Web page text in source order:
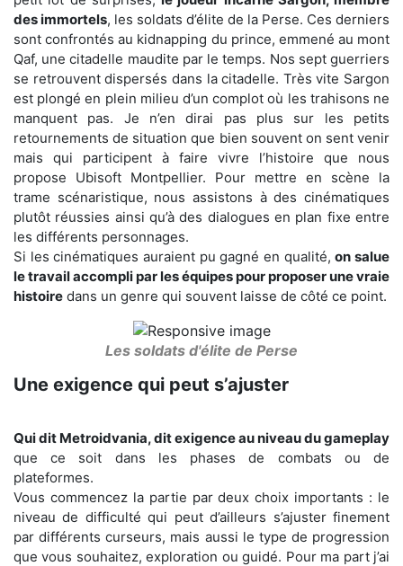
des immortels, les soldats d’élite de la Perse. Ces derniers
sont confrontés au kidnapping du prince, emmené au mont
Qaf, une citadelle maudite par le temps. Nos sept guerriers
se retrouvent dispersés dans la citadelle. Très vite Sargon
est plongé en plein milieu d’un complot où les trahisons ne
manquent pas. Je n’en dirai pas plus sur les petits
retournements de situation que bien souvent on sent venir
mais qui participent à faire vivre l’histoire que nous
propose Ubisoft Montpellier. Pour mettre en scène la
trame scénaristique, nous assistons à des cinématiques
plutôt réussies ainsi qu’à des dialogues en plan fixe entre
les différents personnages.
Si les cinématiques auraient pu gagné en qualité,on salue
le travail accompli par les équipes pour proposer une vraie
histoire dans un genre qui souvent laisse de côté ce point.
Les soldats d'élite de Perse
Une exigence qui peut s’ajuster
Qui dit Metroidvania, dit exigence au niveau du gameplay
que ce soit dans les phases de combats ou de
plateformes.
Vous commencez la partie par deux choix importants : le
niveau de difficulté qui peut d’ailleurs s’ajuster finement
par différents curseurs, mais aussi le type de progression
que vous souhaitez, exploration ou guidé. Pour ma part j’ai